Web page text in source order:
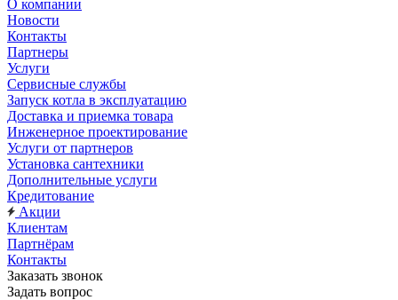
О компании
Новости
Контакты
Партнеры
Услуги
Сервисные службы
Запуск котла в эксплуатацию
Доставка и приемка товара
Инженерное проектирование
Услуги от партнеров
Установка сантехники
Дополнительные услуги
Кредитование
Акции
Клиентам
Партнёрам
Контакты
Заказать звонок
Задать вопрос